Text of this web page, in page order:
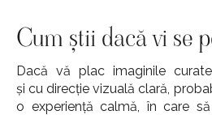
Cum știi dacă vi se
Dacă vă plac imaginile
și cu direcție vizuală clară,
o experiență calmă, în care